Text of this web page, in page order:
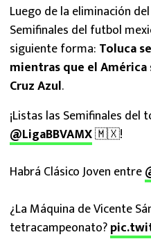
Luego de la eliminación
Semifinales del futbol
siguiente forma: Toluca
mientras que el América
Cruz Azul.
¡Listas las Semifinales del
@LigaBBVAMX🇲🇽!
Habrá Clásico Joven entre
¿La Máquina de Vicente
tetracampeonato?